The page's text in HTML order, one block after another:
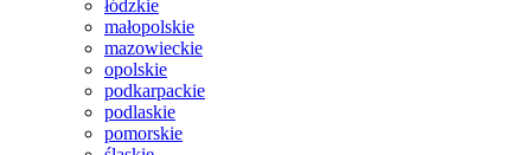
łódzkie
małopolskie
mazowieckie
opolskie
podkarpackie
podlaskie
pomorskie